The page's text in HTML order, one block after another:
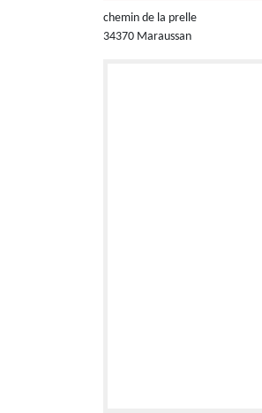
chemin de la prelle
34370 Maraussan